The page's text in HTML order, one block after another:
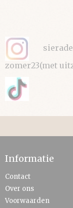
zomer23(met
Informatie
Contact
Over ons
Voorwaarden